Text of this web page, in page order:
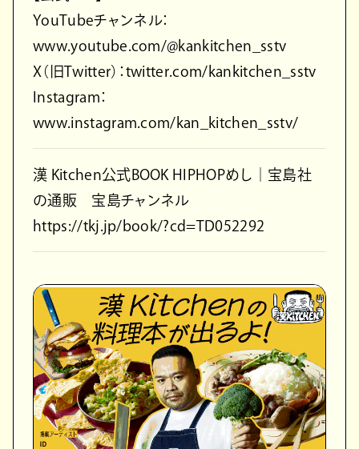
YouTubeチャンネル：
www.youtube.com/@kankitchen_sstv
X（旧Twitter）：twitter.com/kankitchen_sstv
Instagram：
www.instagram.com/kan_kitchen_sstv/
漢 Kitchen公式BOOK HIPHOPめし│宝島社
の通販 宝島チャンネル
https://tkj.jp/book/?cd=TD052292